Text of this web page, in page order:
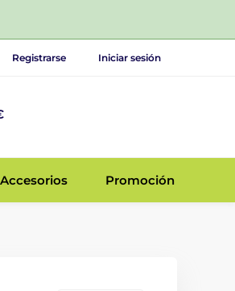
Registrarse Iniciar sesión
Accesorios Promoción